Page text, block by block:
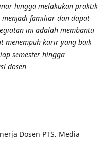
hingga melakukan praktik
menjadi familiar dan dapat
ini adalah membantu
menempuh karir yang baik
semester hingga
dosen
Dosen PTS. Media